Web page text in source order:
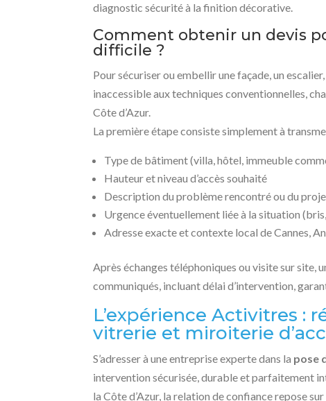
diagnostic sécurité à la finition décorative.
Comment obtenir un devis
difficile ?
Pour sécuriser ou embellir une façade, un
inaccessible aux techniques conventionnelles,
Côte d’Azur.
La première étape consiste simplement à
Type de bâtiment (villa, hôtel, immeuble
Hauteur et niveau d’accès souhaité
Description du problème rencontré ou du
Urgence éventuellement liée à la situation
Adresse exacte et contexte local de Cannes,
Après échanges téléphoniques ou visite sur site,
communiqués, incluant délai d’intervention,
L’expérience Activitres :
vitrerie et miroiterie
S’adresser à une entreprise experte dans la pose
intervention sécurisée, durable et parfaitement
la Côte d’Azur, la relation de confiance repose